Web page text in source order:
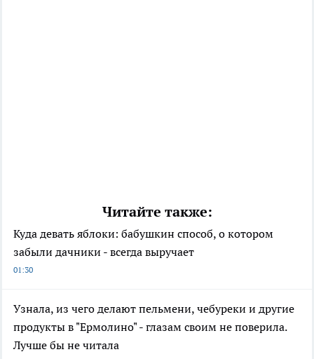
Читайте также:
Куда девать яблоки: бабушкин способ, о котором
забыли дачники - всегда выручает
01:30
Узнала, из чего делают пельмени, чебуреки и другие
продукты в "Ермолино" - глазам своим не поверила.
Лучше бы не читала